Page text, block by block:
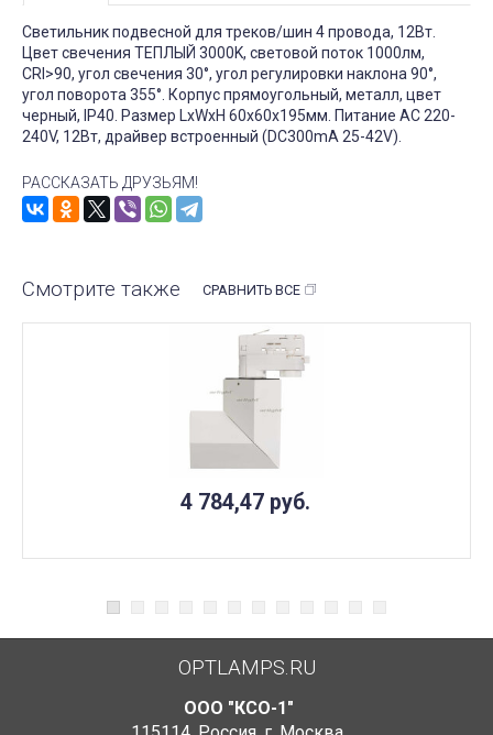
Светильник подвесной для треков/шин 4 провода, 12Вт.
Цвет свечения ТЕПЛЫЙ 3000K, световой поток 1000лм,
CRI>90, угол свечения 30°, угол регулировки наклона 90°,
угол поворота 355°. Корпус прямоугольный, металл, цвет
черный, IP40. Размер LxWxH 60x60x195мм. Питание AC 220-
240V, 12Вт, драйвер встроенный (DC300mA 25-42V).
РАССКАЗАТЬ ДРУЗЬЯМ!
Смотрите также СРАВНИТЬ ВСЕ
4 784,47 руб.
OPTLAMPS.RU
ООО "КСО-1"